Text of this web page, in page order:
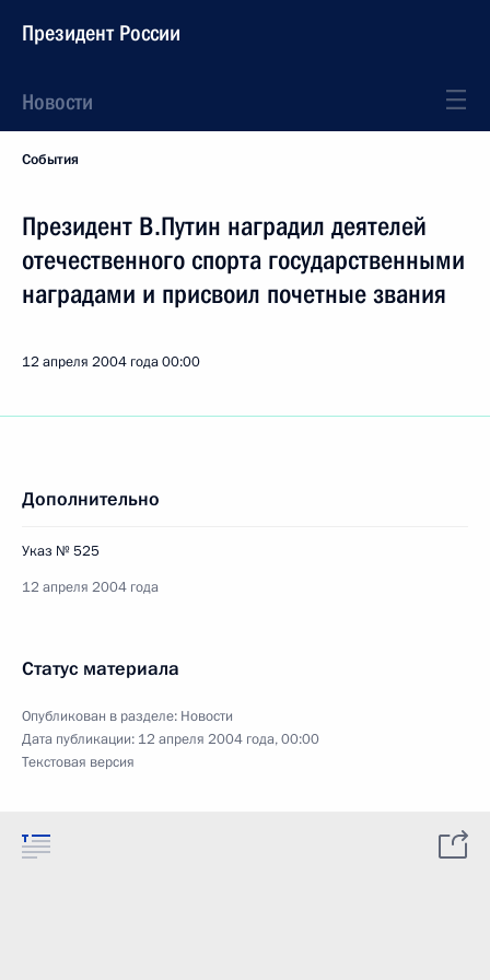
Президент России
Новости
События
Президент В.Путин наградил деятелей
отечественного спорта государственными
наградами и присвоил почетные звания
12 апреля 2004 года00:00
Дополнительно
Указ № 525
12 апреля 2004 года
Статус материала
Опубликован в разделе: Новости
Дата публикации: 12 апреля 2004 года, 00:00
Текстовая версия